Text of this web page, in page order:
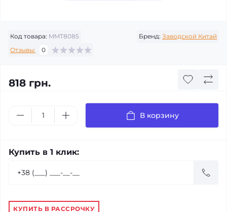
Код товара: MMT8085 Бренд: Заводской Китай
Отзывы:
0
818 грн.
В корзину
Купить в 1 клик:
КУПИТЬ В РАССРОЧКУ